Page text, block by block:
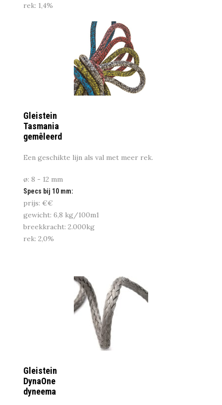
rek: 1,4%
Gleistein
Tasmania
gemêleerd
Een geschikte lijn als val met meer rek.
ø: 8 - 12 mm
Specs bij 10 mm:
prijs: €€
gewicht: 6,8 kg/100m1
breekkracht: 2.000kg
rek: 2,0%
Gleistein
DynaOne
dyneema